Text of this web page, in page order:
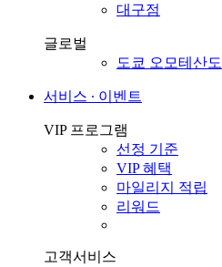
대구점
글로벌
도쿄 오모테산도
서비스 ∙ 이벤트
VIP 프로그램
선정 기준
VIP 혜택
마일리지 적립
리워드
고객서비스